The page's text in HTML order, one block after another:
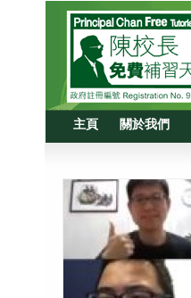
主頁 關於我們